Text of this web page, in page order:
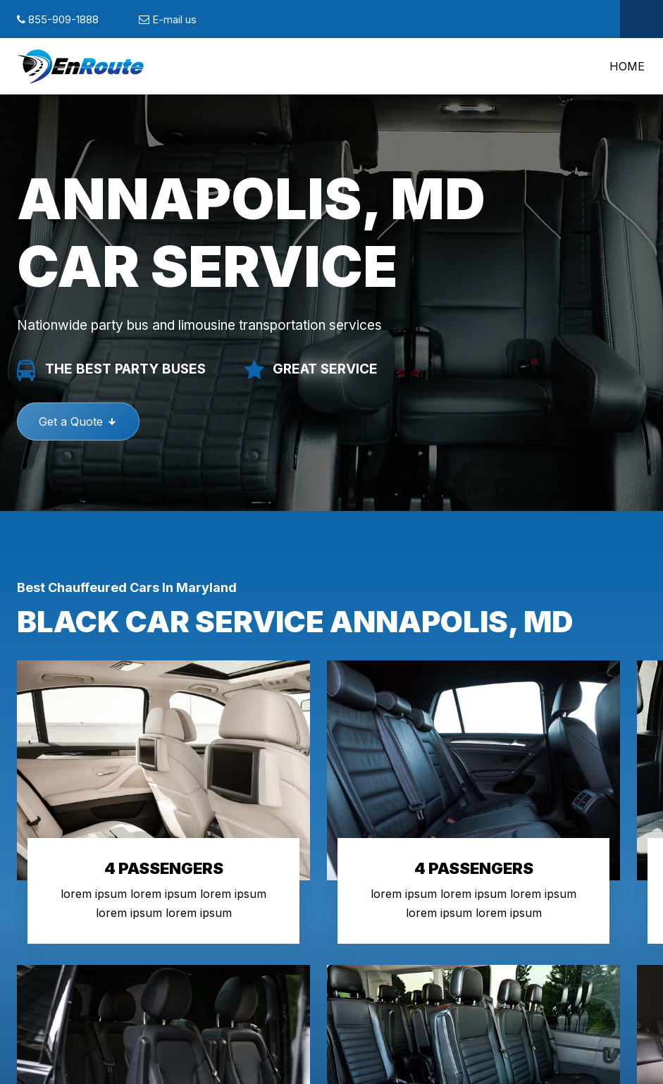
855-909-1888 E-mail us
HOME
ANNAPOLIS, MD
CAR SERVICE
Nationwide party bus and limousine transportation services
THE BEST PARTY BUSES GREAT SERVICE
Get a Quote
Best Chauffeured Cars In Maryland
BLACK CAR SERVICE ANNAPOLIS, MD
4 PASSENGERS
lorem ipsum lorem ipsum lorem ipsum
lorem ipsum lorem ipsum
4 PASSENGERS
lorem ipsum lorem ipsum lorem ipsum
lorem ipsum lorem ipsum